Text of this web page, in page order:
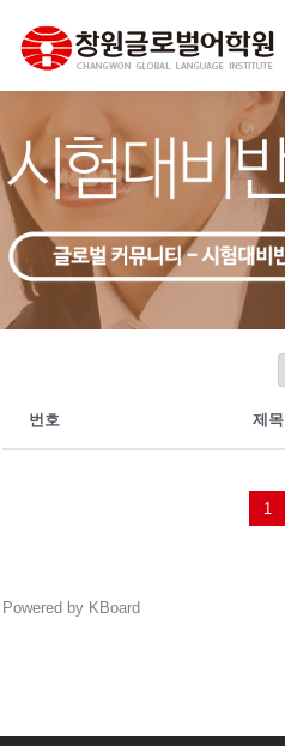
번호 제목
1
Powered by KBoard